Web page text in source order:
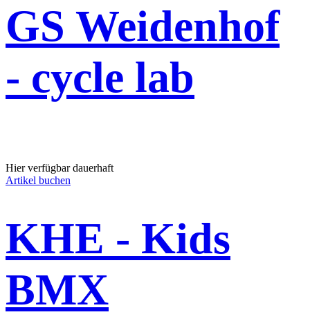
GS Weidenhof
- cycle lab
Hier verfügbar dauerhaft
Artikel buchen
KHE - Kids
BMX